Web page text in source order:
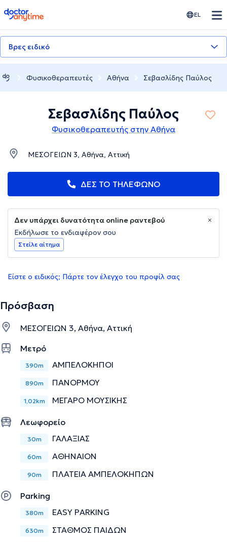
doctoranytime EL
Βρες ειδικό
Φυσικοθεραπευτές Αθήνα Σεβασλίδης Παύλος
Σεβασλίδης Παύλος
Φυσικοθεραπευτής στην Αθήνα
ΜΕΣΟΓΕΙΩΝ 3, Αθήνα, Αττική
ΔΕΣ ΤΟ ΤΗΛΕΦΩΝΟ
Δεν υπάρχει δυνατότητα online ραντεβού
Εκδήλωσε το ενδιαφέρον σου
Στείλε αίτημα
Είστε ο ειδικός; Πάρτε τον έλεγχο του προφίλ σας
Πρόσβαση
ΜΕΣΟΓΕΙΩΝ 3, Αθήνα, Αττική
Μετρό
390m ΑΜΠΕΛΟΚΗΠΟΙ
890m ΠΑΝΟΡΜΟΥ
1,02km ΜΕΓΑΡΟ ΜΟΥΣΙΚΗΣ
Λεωφορείο
30m ΓΑΛΑΞΙΑΣ
60m ΑΘΗΝΑΙΟΝ
90m ΠΛΑΤΕΙΑ ΑΜΠΕΛΟΚΗΠΩΝ
Parking
380m EASY PARKING
630m ΣΤΑΘΜΟΣ ΠΑΙΔΩΝ